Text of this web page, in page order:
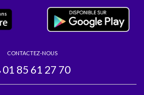
CONTACTEZ-NOUS
01 85 61 27 70